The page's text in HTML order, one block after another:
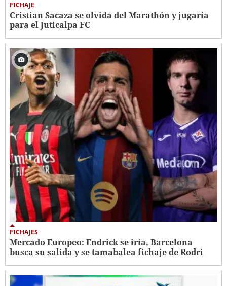
FICHAJE
Cristian Sacaza se olvida del Marathón y jugaría
para el Juticalpa FC
FICHAJES
Mercado Europeo: Endrick se iría, Barcelona
busca su salida y se tamabalea fichaje de Rodri